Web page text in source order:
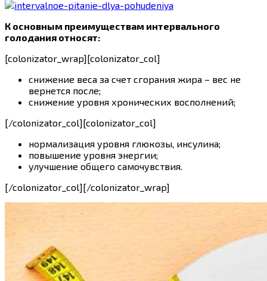
К основным преимуществам интервального
голодания относят:
[colonizator_wrap][colonizator_col]
снижение веса за счет сгорания жира – вес не
вернется после;
снижение уровня хронических восполнений;
[/colonizator_col][colonizator_col]
нормализация уровня глюкозы, инсулина;
повышение уровня энергии;
улучшение общего самочувствия.
[/colonizator_col][/colonizator_wrap]